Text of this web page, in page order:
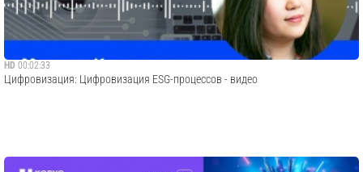
HD 00:02:33
Цифровизация: Цифровизация ESG-процессов - видео